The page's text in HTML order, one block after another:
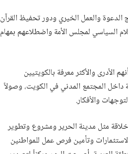
الدعوة والعمل الخيري ودور تحفيظ القرآن
السياسي لمجلس الأمة واضطلاعهم بمهام
الأدرى والأكثر معرفة بالكويتيين
داخل المجتمع المدني في الكويت، وصولاً
والأفكار.
مثل مدينة الحرير ومشروع وتطوير
وتأمين فرص عمل للمواطنين